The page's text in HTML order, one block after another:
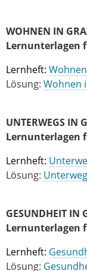
WOHNEN IN
Lernunterlagen
Lernheft:
Lösung: Wohnen
UNTERWEGS IN
Lernunterlagen
Lernheft:
Lösung:
GESUNDHEIT IN
Lernunterlagen
Lernheft:
Lösung: